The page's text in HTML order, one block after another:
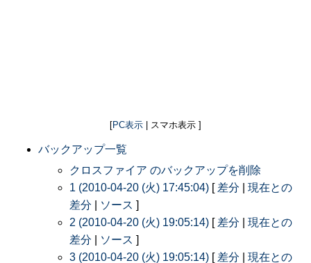
[PC表示 | スマホ表示 ]
バックアップ一覧
クロスファイア のバックアップを削除
1 (2010-04-20 (火) 17:45:04) [ 差分
現在との
差分
ソース ]
2 (2010-04-20 (火) 19:05:14) [ 差分
現在との
差分
ソース ]
3 (2010-04-20 (火) 19:05:14) [ 差分
現在との